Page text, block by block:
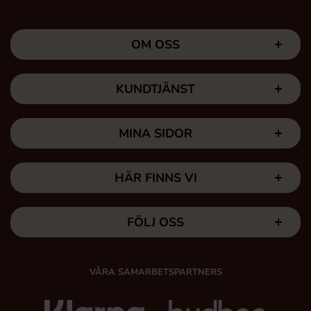
OM OSS
KUNDTJÄNST
MINA SIDOR
HÄR FINNS VI
FÖLJ OSS
VÅRA SAMARBETSPARTNERS